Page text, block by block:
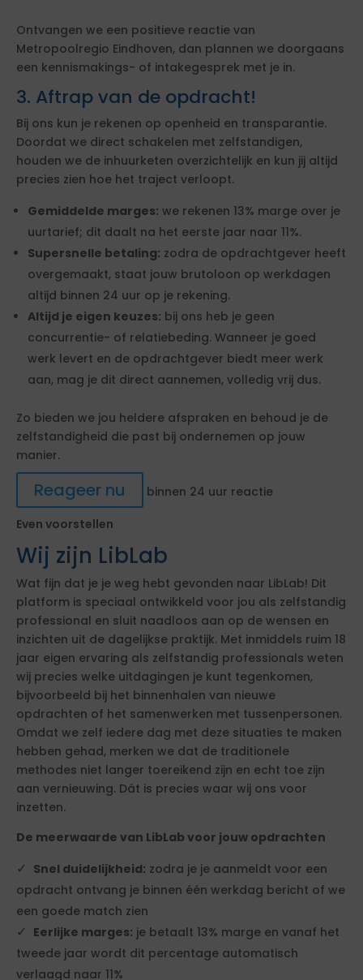
Ontvangen we een positieve reactie van
Metropoolregio Eindhoven, dan plannen we doorgaans
een kennismakings- of intakegesprek met je in.
3. Aftrap van de opdracht!
Bij ons kun je rekenen op openheid en transparantie.
Doordat we direct schakelen met zelfstandigen,
houden we de inhuurketen overzichtelijk en kun jij altijd
precies zien hoe het traject verloopt.
Gemiddelde marges: we rekenen 13% marge over je
uurtarief; dit daalt na het eerste jaar naar 11%.
Supersnelle betaling: zodra de opdrachtgever heeft
overgemaakt, staat jouw brutoloon op werkdagen
altijd binnen 24 uur op je rekening.
Altijd je eigen keuzes: bij ons heb je geen
concurrentie- of relatiebeding. Wanneer je goed
werk levert en de opdrachtgever biedt meer werk
aan, mag je dit direct aannemen, volledig vrij dus.
Zo bieden we jou heldere afspraken en behoud je de
zelfstandigheid die past bij ondernemen op jouw
manier.
Reageer nu
binnen 24 uur reactie
Even voorstellen
Wij zijn LibLab
Wat fijn dat je je weg hebt gevonden naar LibLab! Dit
platform is speciaal ontwikkeld voor jou als zelfstandig
professional en sluit naadloos aan op de wensen en
inzichten uit de dagelijkse praktijk. Met inmiddels ruim 18
jaar eigen ervaring als zelfstandig professionals weten
wij precies welke uitdagingen je kunt tegenkomen,
bijvoorbeeld bij het binnenhalen van nieuwe
opdrachten of het samenwerken met tussenpersonen.
Omdat we zelf iedere dag met deze situaties te maken
hebben gehad, merken we dat de traditionele
methodes niet langer toereikend zijn en echt toe zijn
aan vernieuwing. Dát is precies waar wij ons voor
inzetten.
De meerwaarde van LibLab voor jouw opdrachten
Snel duidelijkheid: zodra je je aanmeldt voor een
opdracht ontvang je binnen één werkdag bericht of we
een goede match zien
Eerlijke marges: je betaalt 13% marge en vanaf het
tweede jaar wordt dit percentage automatisch
verlaagd naar 11%